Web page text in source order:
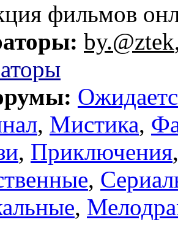
фильмов
by.@ztek
, Мистика,
, Приключения
,
,